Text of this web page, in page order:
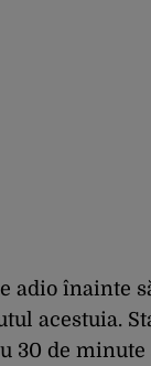
adio înainte
acestuia.
30 de